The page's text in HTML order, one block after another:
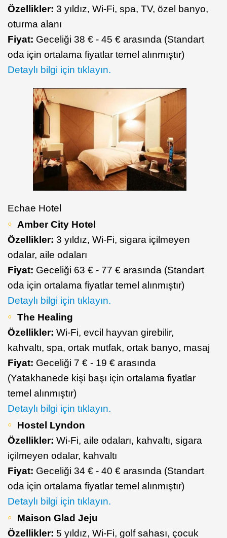
Özellikler: 3 yıldız, Wi-Fi, spa, TV, özel banyo,
oturma alanı
Fiyat: Geceliği 38 € - 45 € arasında (Standart
oda için ortalama fiyatlar temel alınmıştır)
Detaylı bilgi için tıklayın.
Echae Hotel
Amber City Hotel
Özellikler: 3 yıldız, Wi-Fi, sigara içilmeyen
odalar, aile odaları
Fiyat: Geceliği 63 € - 77 € arasında (Standart
oda için ortalama fiyatlar temel alınmıştır)
Detaylı bilgi için tıklayın.
The Healing
Özellikler: Wi-Fi, evcil hayvan girebilir,
kahvaltı, spa, ortak mutfak, ortak banyo, masaj
Fiyat: Geceliği 7 € - 19 € arasında
(Yatakhanede kişi başı için ortalama fiyatlar
temel alınmıştır)
Detaylı bilgi için tıklayın.
Hostel Lyndon
Özellikler: Wi-Fi, aile odaları, kahvaltı, sigara
içilmeyen odalar, kahvaltı
Fiyat: Geceliği 34 € - 40 € arasında (Standart
oda için ortalama fiyatlar temel alınmıştır)
Detaylı bilgi için tıklayın.
Maison Glad Jeju
Özellikler: 5 yıldız, Wi-Fi, golf sahası, çocuk